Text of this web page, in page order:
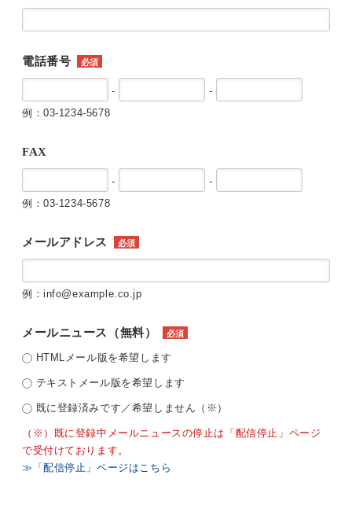
電話番号 必須
-
-
例：03-1234-5678
FAX
-
-
例：03-1234-5678
メールアドレス 必須
例：info@example.co.jp
メールニュース（無料） 必須
HTMLメール版を希望します
テキストメール版を希望します
既に登録済みです／希望しません（※）
（※）既に登録中メールニュースの停止は「配信停止」ページ
で受付けております。
≫「配信停止」ページはこちら